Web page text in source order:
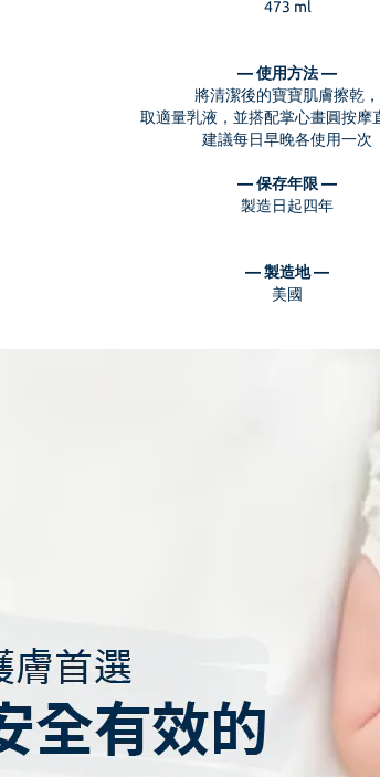
473 ml
— 使用方法 —
將清潔後的寶寶肌膚擦乾，
取適量乳液，並搭配掌心畫圓按摩
建議每日早晚各使用一次
— 保存年限 —
製造日起四年
— 製造地 —
美國